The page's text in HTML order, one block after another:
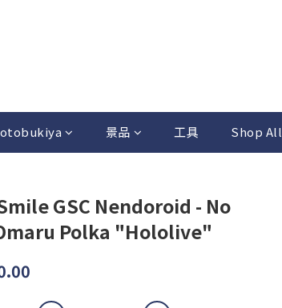
景品 工具 Shop All
GSC Nendoroid - No
Polka "Hololive"